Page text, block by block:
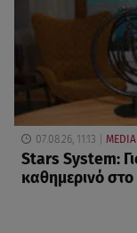
07.08.26, 11:13 MEDIA
Stars System:
καθημερινό